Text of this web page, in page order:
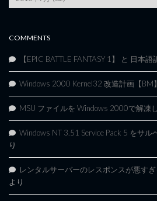
Archives
COMMENTS
【EPIC BATTLE FANTASY 1】 と 日本語
Windows 2000 Kernel32 改造計画【BM】
MSU ファイルを Windows 2000で解凍
Windows NT 3.51 Service Pack 5 をサル
り
レンタルサーバーのレスポンスが悪す
より